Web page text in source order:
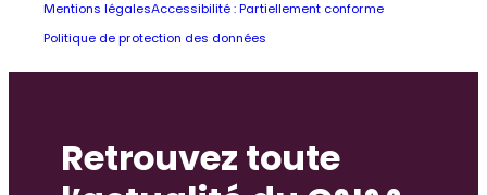
Mentions légalesAccessibilité : Partiellement conforme
Politique de protection des données
Retrouvez toute